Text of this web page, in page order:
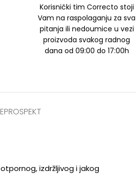
Korisnički tim Correcto stoji
Vam na raspolaganju za sva
pitanja ili nedoumice u vezi
proizvoda svakog radnog
dana od 09:00 do 17:00h
PROSPEKT
izdržljivog i jakog